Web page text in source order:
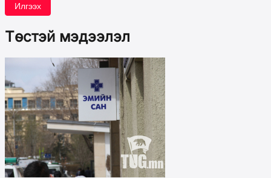
Илгээх
Төстэй мэдээлэл